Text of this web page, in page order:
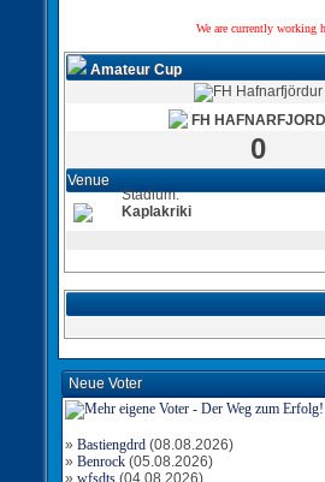
We are currently working
Amateur Cup
FH
0
Venue
Stadium:
Kaplakriki
Neue Voter
» Bastiengdrd (08.08.2026)
» Benrock (05.08.2026)
» wfsdts (04.08.2026)